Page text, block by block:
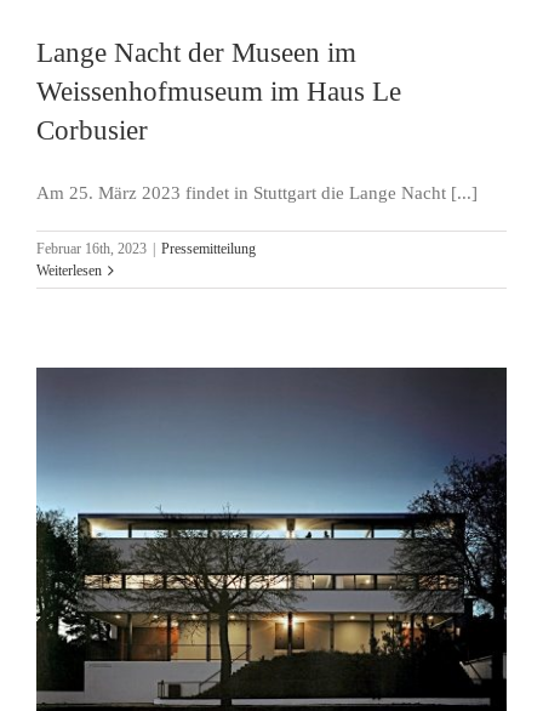
Lange Nacht der Museen im
Weissenhofmuseum im Haus Le
Corbusier
Am 25. März 2023 findet in Stuttgart die Lange Nacht [...]
Februar 16th, 2023
Pressemitteilung
Weiterlesen